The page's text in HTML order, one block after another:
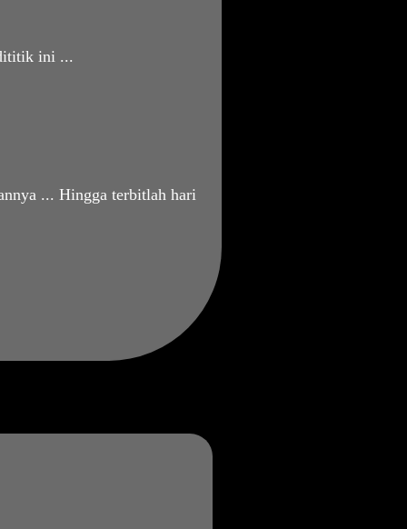
ini ...
... Hingga terbitlah hari